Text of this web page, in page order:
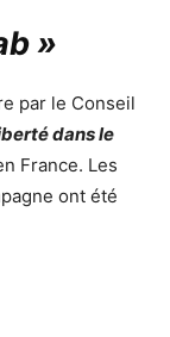
»
par le Conseil
dans le
France. Les
ont été